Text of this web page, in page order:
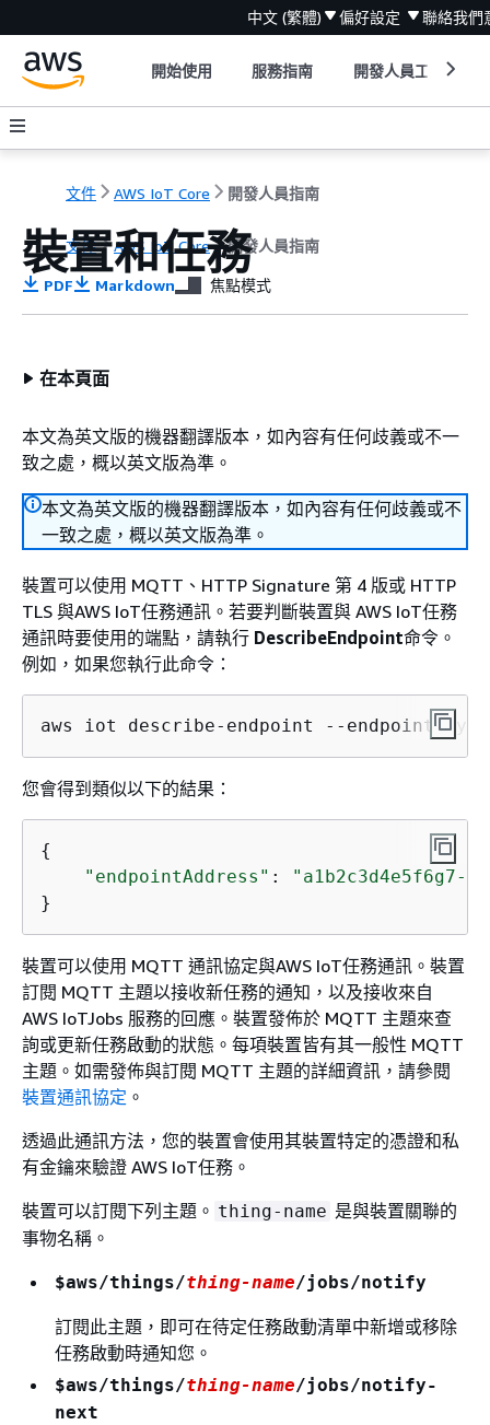
中文 (繁體) 偏好設定 聯絡我們
開始使用 服務指南 開發人員工具
文件 AWS IoT Core 開發人員指南
文件 AWS IoT Core 開發人員指南
裝置和任務
PDF Markdown 焦點模式
在本頁面
本文為英文版的機器翻譯版本，如內容有任何歧義或不一
致之處，概以英文版為準。
本文為英文版的機器翻譯版本，如內容有任何歧義或不
一致之處，概以英文版為準。
裝置可以使用 MQTT、HTTP Signature 第 4 版或 HTTP
TLS 與AWS IoT任務通訊。若要判斷裝置與 AWS IoT任務
通訊時要使用的端點，請執行 DescribeEndpoint命令。
例如，如果您執行此命令：
aws iot describe-endpoint --endpoint-
您會得到類似以下的結果：
{
"endpointAddress" :
"a1b2c3d4e5f6g7-
}
裝置可以使用 MQTT 通訊協定與AWS IoT任務通訊。裝置
訂閱 MQTT 主題以接收新任務的通知，以及接收來自
AWS IoTJobs 服務的回應。裝置發佈於 MQTT 主題來查
詢或更新任務啟動的狀態。每項裝置皆有其一般性 MQTT
主題。如需發佈與訂閱 MQTT 主題的詳細資訊，請參閱
裝置通訊協定 。
透過此通訊方法，您的裝置會使用其裝置特定的憑證和私
有金鑰來驗證 AWS IoT任務。
裝置可以訂閱下列主題。 thing-name 是與裝置關聯的
事物名稱。
$aws/things/thing-name/jobs/notify
訂閱此主題，即可在待定任務啟動清單中新增或移除
任務啟動時通知您。
$aws/things/thing-name/jobs/notify-
next